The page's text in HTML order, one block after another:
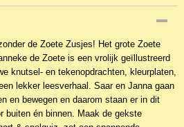
de Zoete Zusjes! Het grote Zoete
de Zoete is een vrolijk geïllustreerd
knutsel- en tekenopdrachten, kleurplaten,
lekker leesverhaal. Saar en Janna gaan
en bewegen en daarom staan er in dit
buiten én binnen. Maak de gekste